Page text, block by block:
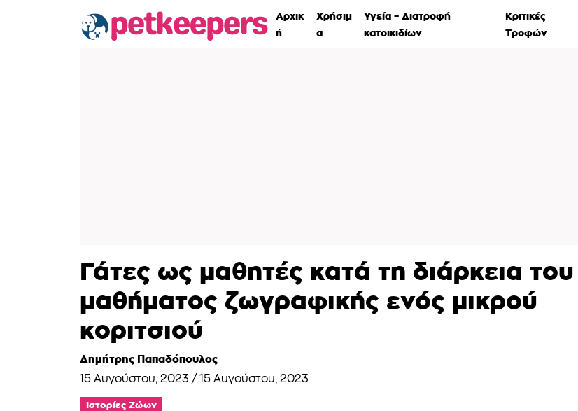
Αρχικ
ή
Χρήσιμ
α
Υγεία – Διατροφή
κατοικιδίων
Κριτικές
Τροφών
Γάτες ως μαθητές κατά τη διάρκεια του
μαθήματος ζωγραφικής ενός μικρού
κοριτσιού
Δημήτρης Παπαδόπουλος
15 Αυγούστου, 2023 / 15 Αυγούστου, 2023
Ιστορίες Ζώων